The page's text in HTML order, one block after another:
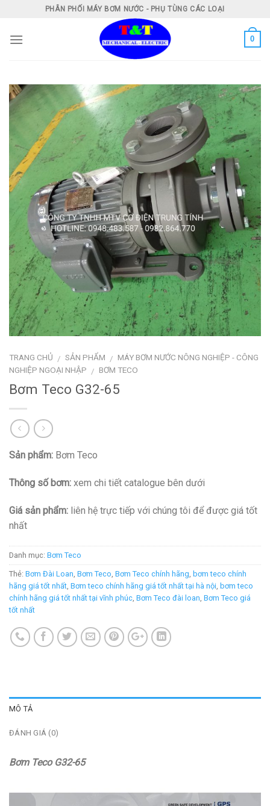
content
PHÂN PHỐI MÁY BƠM NƯỚC - PHỤ TÙNG CÁC LOẠI
0
TRANG CHỦ / SẢN PHẨM / MÁY BƠM NƯỚC NÔNG NGHIỆP - CÔNG
NGHIỆP NGOẠI NHẬP / BƠM TECO
Bơm Teco G32-65
Sản phẩm: Bơm Teco
Thông số bơm: xem chi tiết catalogue bên dưới
Giá sản phẩm: liên hệ trực tiếp với chúng tôi để được giá tốt
nhất
Danh mục: Bơm Teco
Thẻ: Bơm Đài Loan Bơm Teco Bơm Teco chính hãng bơm teco chính
hãng giá tốt nhất Bơm teco chính hãng giá tốt nhất tại hà nội bơm teco
chính hãng giá tốt nhất tại vĩnh phúc Bơm Teco đài loan Bơm Teco giá
tốt nhất
MÔ TẢ
ĐÁNH GIÁ (0)
Bơm Teco G32-65